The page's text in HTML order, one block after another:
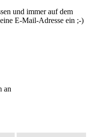
und immer auf dem
E-Mail-Adresse ein ;-)
an